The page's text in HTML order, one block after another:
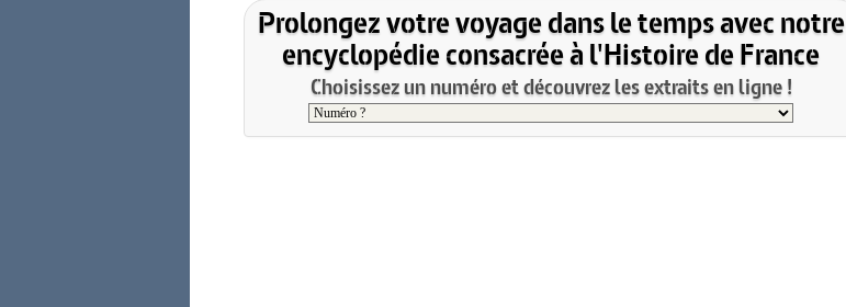
Prolongez votre voyage dans le temps avec notre
encyclopédie consacrée à l'Histoire de France
Choisissez un numéro et découvrez les extraits en ligne !